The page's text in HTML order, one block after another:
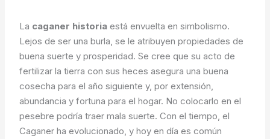
La caganer historia está envuelta en simbolismo.
Lejos de ser una burla, se le atribuyen propiedades de
buena suerte y prosperidad. Se cree que su acto de
fertilizar la tierra con sus heces asegura una buena
cosecha para el año siguiente y, por extensión,
abundancia y fortuna para el hogar. No colocarlo en el
pesebre podría traer mala suerte. Con el tiempo, el
Caganer ha evolucionado, y hoy en día es común